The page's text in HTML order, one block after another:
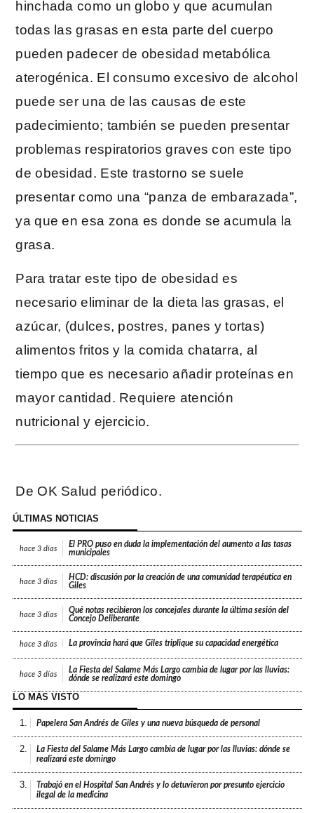
hinchada como un globo y que acumulan
todas las grasas en esta parte del cuerpo
pueden padecer de obesidad metabólica
aterogénica. El consumo excesivo de alcohol
puede ser una de las causas de este
padecimiento; también se pueden presentar
problemas respiratorios graves con este tipo
de obesidad. Este trastorno se suele
presentar como una “panza de embarazada”,
ya que en esa zona es donde se acumula la
grasa.
Para tratar este tipo de obesidad es
necesario eliminar de la dieta las grasas, el
azúcar, (dulces, postres, panes y tortas)
alimentos fritos y la comida chatarra, al
tiempo que es necesario añadir proteínas en
mayor cantidad. Requiere atención
nutricional y ejercicio.
De OK Salud periódico.
ÚLTIMAS NOTICIAS
hace 3 días
El PRO puso en duda la implementación del aumento a las tasas
municipales
hace 3 días
HCD: discusión por la creación de una comunidad terapéutica en
Giles
hace 3 días
Qué notas recibieron los concejales durante la última sesión del
Concejo Deliberante
hace 3 días La provincia hará que Giles triplique su capacidad energética
hace 3 días
La Fiesta del Salame Más Largo cambia de lugar por las lluvias:
dónde se realizará este domingo
LO MÁS VISTO
1. Papelera San Andrés de Giles y una nueva búsqueda de personal
2.
La Fiesta del Salame Más Largo cambia de lugar por las lluvias: dónde se
realizará este domingo
3.
Trabajó en el Hospital San Andrés y lo detuvieron por presunto ejercicio
ilegal de la medicina